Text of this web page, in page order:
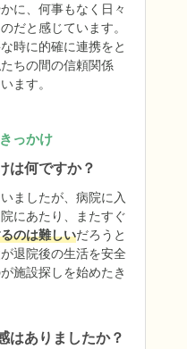
に、何事もなく日々
だと感じています。
時に的確に連携をと
ちの間の信頼関係
ます。
っかけ
は何ですか？
ましたが、病院に入
にあたり、またすぐ
のは難しいだろうと
退院後の生活を安全
施設探しを始めたき
はありましたか？